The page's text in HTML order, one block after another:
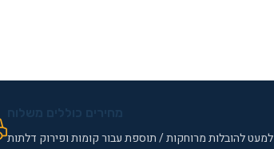
למעט להובלות מרוחקות / תוספת עבור קומות ופירוק דלתות